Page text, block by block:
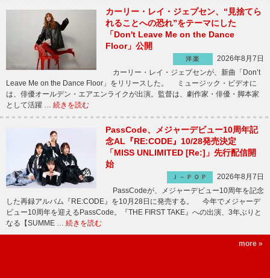
カーリー・レイ・ジェプセン、“見捨てら
れることへの恐れ”をテーマにした
「Don't Leave Me on the Dance
Floor」公開
洋楽
2026年8月7日
カーリー・レイ・ジェプセンが、新曲「Don’t
Leave Me on the Dance Floor」をリリースした。 ミュージック・ビデオに
は、俳優オールデン・エアエンライクが出演。監督は、劇作家・俳優・脚本家
として活躍 … 続きを読む
PassCode、メジャーデビュー10周年記
念AL『RE:CODE』10/28発売決定
「MISS UNLIMITED [Re:]」先行配信開
始
Ｊ－ＰＯＰ
2026年8月7日
PassCodeが、メジャーデビュー10周年を記念
した再録アルバム『RE:CODE』を10月28日に発売する。 今年でメジャーデ
ビュー10周年を迎えるPassCode。『THE FIRST TAKE』への出演、3年ぶりと
なる【SUMME … 続きを読む
more »